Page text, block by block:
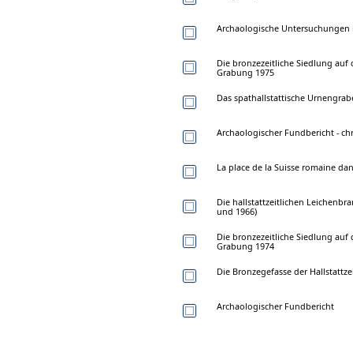
Archaologische Untersuchungen
Die bronzezeitliche Siedlung auf
Grabung 1975
Das spathallstattische
Archaologischer Fundbericht -
La place de la Suisse romaine
Die hallstattzeitlichen
und 1966)
Die bronzezeitliche Siedlung auf
Grabung 1974
Die Bronzegefasse der
Archaologischer Fundbericht